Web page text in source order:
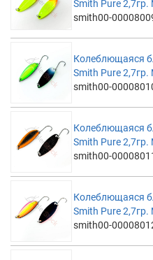
Smith Pure
smith00-
Колеблющаяся
Smith Pure
smith00-
Колеблющаяся
Smith Pure
smith00-
Колеблющаяся
Smith Pure
smith00-